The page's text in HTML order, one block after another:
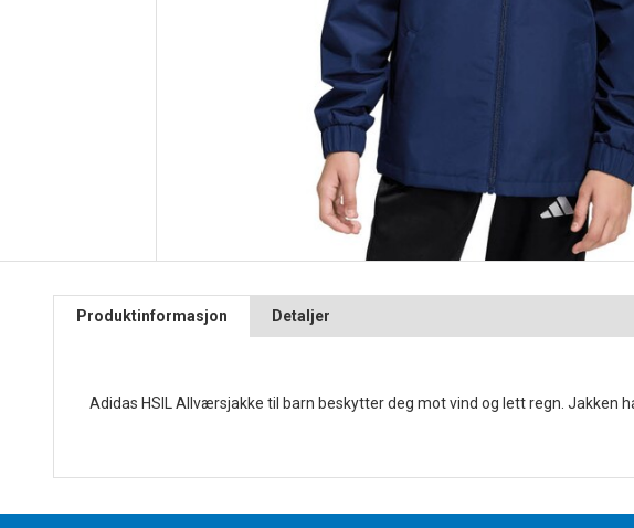
Produktinformasjon Detaljer
Adidas HSIL Allværsjakke til barn beskytter deg mot vind og lett regn. Jakken